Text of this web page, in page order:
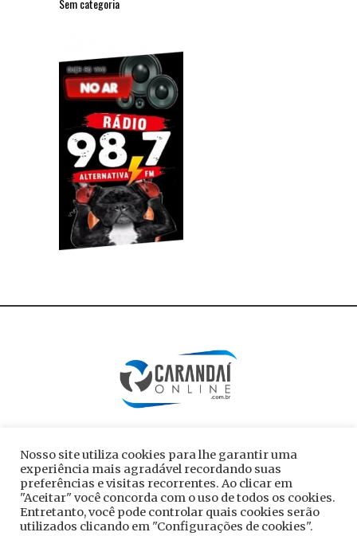
Sem categoria
Nosso site utiliza cookies para lhe garantir uma
experiência mais agradável recordando suas
preferências e visitas recorrentes. Ao clicar em
"Aceitar" você concorda com o uso de todos os cookies.
Entretanto, você pode controlar quais cookies serão
utilizados clicando em "Configurações de cookies".